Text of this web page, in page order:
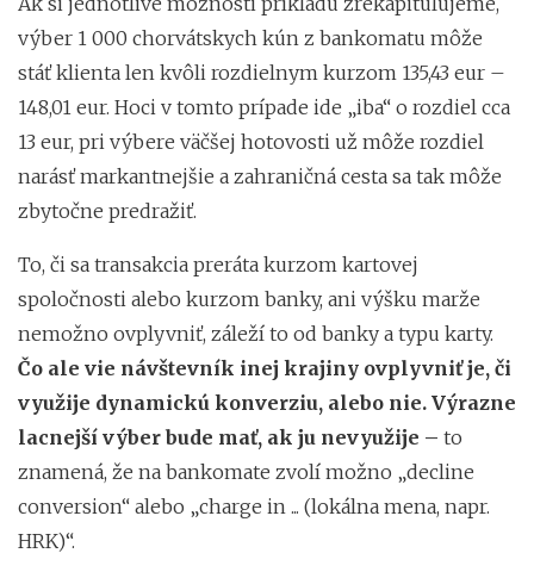
výber 1 000 chorvátskych kún z bankomatu môže
stáť klienta len kvôli rozdielnym kurzom 135,43 eur –
148,01 eur. Hoci v tomto prípade ide „iba“ o rozdiel cca
13 eur, pri výbere väčšej hotovosti už môže rozdiel
narásť markantnejšie a zahraničná cesta sa tak môže
zbytočne predražiť.
To, či sa transakcia preráta kurzom kartovej
spoločnosti alebo kurzom banky, ani výšku marže
nemožno ovplyvniť, záleží to od banky a typu karty.
Čo ale vie návštevník inej krajiny ovplyvniť je, či
využije dynamickú konverziu, alebo nie. Výrazne
lacnejší výber bude mať, ak ju nevyužije – to
znamená, že na bankomate zvolí možno „decline
conversion“ alebo „charge in ... (lokálna mena, napr.
HRK)“.